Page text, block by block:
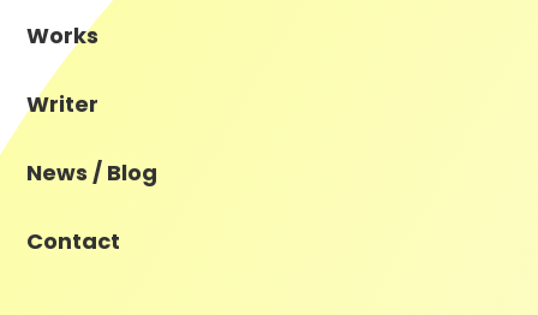
Works
Writer
News / Blog
Contact